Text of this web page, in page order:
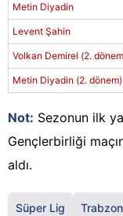
Metin Diyadin
Levent Şahin
Volkan Demirel (2.
Metin Diyadin (2. dönem)
Not: Sezonun ilk
Gençlerbirliği
aldı.
Süper Lig